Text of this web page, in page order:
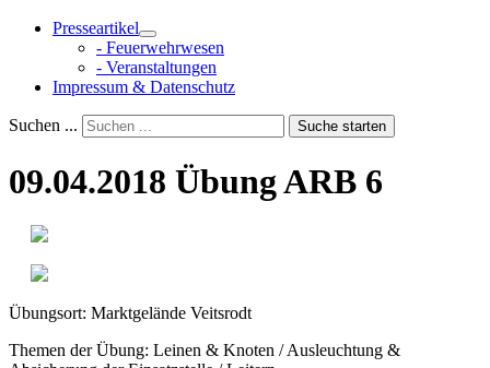
Presseartikel
- Feuerwehrwesen
- Veranstaltungen
Impressum & Datenschutz
Suchen ... Suche starten
09.04.2018 Übung ARB 6
Übungsort: Marktgelände Veitsrodt
Themen der Übung: Leinen & Knoten / Ausleuchtung &